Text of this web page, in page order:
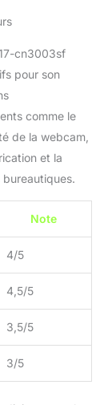
cn3003sf
pour son
comme le
de la webcam,
et la
Note
4/5
4,5/5
3,5/5
3/5